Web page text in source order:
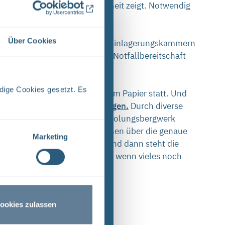
Über Cookies
Cookies gesetzt. Es
Marketing
zulassen
Ebene in der Vergangenheit zeigt. Notwendig
aus dem Bergwerk. Einlagerungskammern
ist. Noch ist die sogenannte Notfallbereitschaft
Arbeiten finden nur auf dem Papier statt. Und
vorzudringen. Durch diverse
wo wir ein neues Rückholungsbergwerk
noch mehr Informationen über die genaue
vor der Fertigstellung und dann steht die
Es geht also voran, auch wenn vieles noch